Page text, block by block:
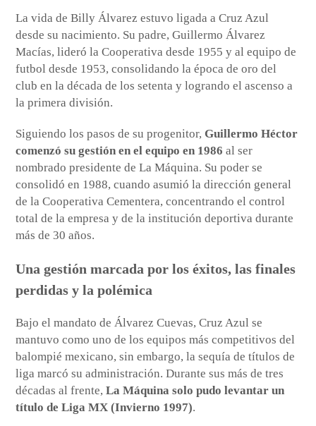
La vida de Billy Álvarez estuvo ligada a Cruz Azul
desde su nacimiento. Su padre, Guillermo Álvarez
Macías, lideró la Cooperativa desde 1955 y al equipo de
futbol desde 1953, consolidando la época de oro del
club en la década de los setenta y logrando el ascenso a
la primera división.
Siguiendo los pasos de su progenitor,Guillermo Héctor
comenzó su gestión en el equipo en 1986 al ser
nombrado presidente de La Máquina. Su poder se
consolidó en 1988, cuando asumió la dirección general
de la Cooperativa Cementera, concentrando el control
total de la empresa y de la institución deportiva durante
más de 30 años.
Una gestión marcada por los éxitos, las finales
perdidas y la polémica
Bajo el mandato de Álvarez Cuevas, Cruz Azul se
mantuvo como uno de los equipos más competitivos del
balompié mexicano, sin embargo, la sequía de títulos de
liga marcó su administración. Durante sus más de tres
décadas al frente,La Máquina solo pudo levantar un
título de Liga MX (Invierno 1997).